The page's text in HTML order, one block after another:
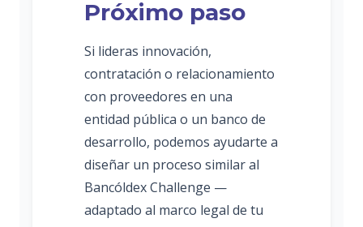
Próximo paso
Si lideras innovación,
contratación o relacionamiento
con proveedores en una
entidad pública o un banco de
desarrollo, podemos ayudarte a
diseñar un proceso similar al
Bancóldex Challenge —
adaptado al marco legal de tu